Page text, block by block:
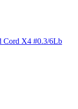
X4 #0.3/6Lb